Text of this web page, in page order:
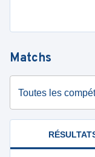
Matchs
Toutes les